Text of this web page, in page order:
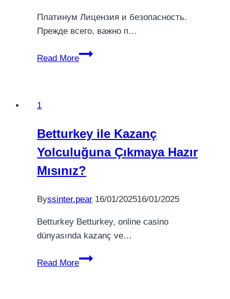
Платинум Лицензия и безопасность.
Прежде всего, важно п…
Read More
Покердом
1
Betturkey ile Kazanç
Yolculuğuna Çıkmaya Hazır
Mısınız?
Byssinter.pear 16/01/202516/01/2025
Betturkey Betturkey, online casino
dünyasında kazanç ve…
Read More
Betturkey